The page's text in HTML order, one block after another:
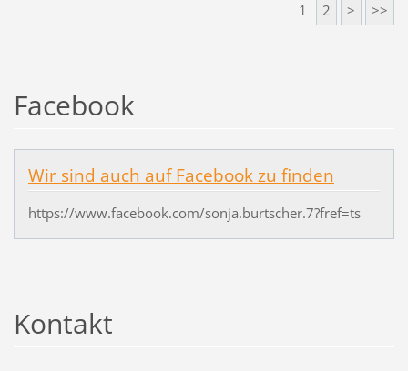
1 2 > >>
Facebook
Wir sind auch auf Facebook zu finden
https://www.facebook.com/sonja.burtscher.7?fref=ts
Kontakt